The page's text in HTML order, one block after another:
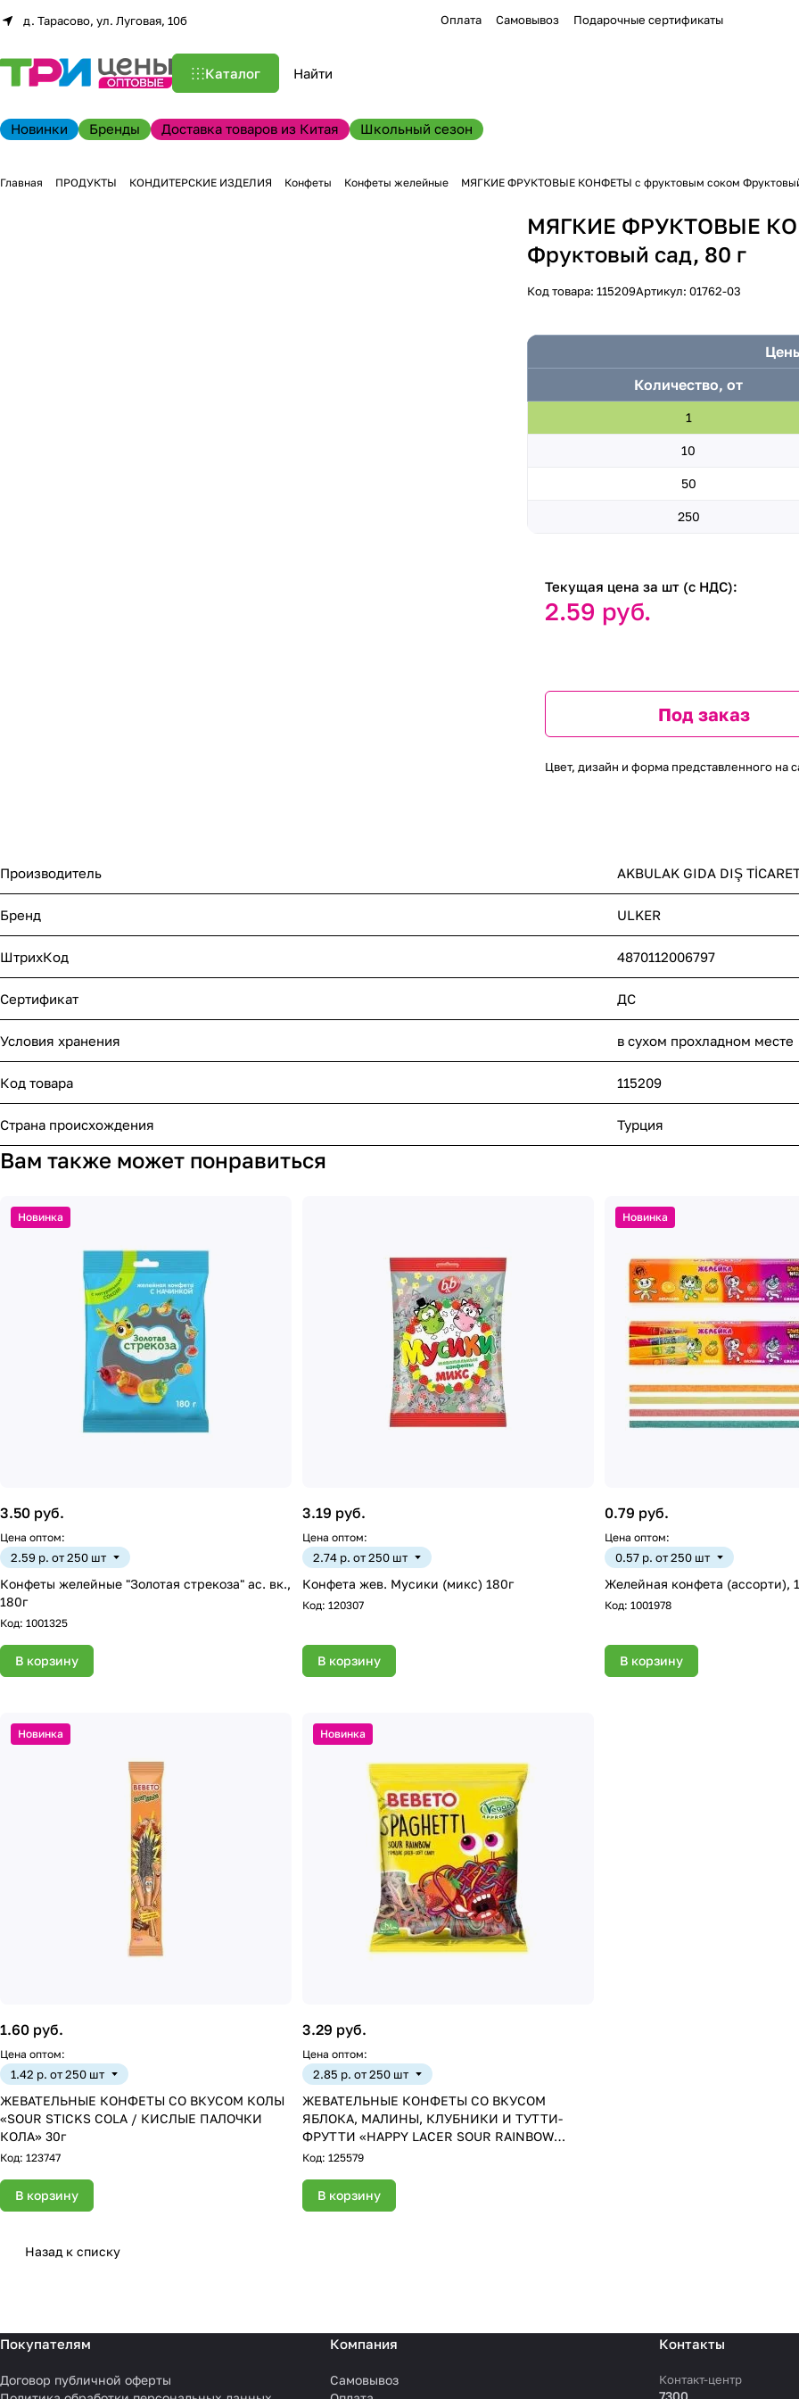
д. Тарасово, ул. Луговая, 10б Оплата Самовывоз Подарочные сертификаты
Каталог
Новинки Бренды Доставка товаров из Китая Школьный сезон
Главная ПРОДУКТЫ КОНДИТЕРСКИЕ ИЗДЕЛИЯ Конфеты Конфеты желейные МЯГКИЕ ФРУКТОВЫЕ КОНФЕТЫ с фруктовым соком
МЯГКИЕ ФРУКТОВЫЕ
Фруктовый сад, 80 г
Код товара:115209Артикул:01762-03
Количество, от
1
10
50
250
Текущая цена за шт (с НДС):
2.59 руб.
Под заказ
Цвет, дизайн и форма представленного на
Производитель AKBULAK GIDA DIŞ
Бренд ULKER
ШтрихКод 4870112006797
Сертификат ДС
Условия хранения в сухом прохладном месте
Код товара 115209
Страна происхождения Турция
Вам также может понравиться
Новинка
3.50 руб.
Цена оптом:
2.59 р. от 250 шт
Конфеты желейные "Золотая стрекоза" ас. вк.,
180г
Код: 1001325
В корзину
3.19 руб.
Цена оптом:
2.74 р. от 250 шт
Конфета жев. Мусики (микс) 180г
Код: 120307
В корзину
Новинка
0.79 руб.
Цена оптом:
0.57 р. от 250 шт
Желейная конфета (ассорти),
Код: 1001978
В корзину
Новинка
1.60 руб.
Цена оптом:
1.42 р. от 250 шт
ЖЕВАТЕЛЬНЫЕ КОНФЕТЫ СО ВКУСОМ КОЛЫ
«SOUR STICKS COLA / КИСЛЫЕ ПАЛОЧКИ
КОЛА» 30г
Код: 123747
В корзину
Новинка
3.29 руб.
Цена оптом:
2.85 р. от 250 шт
ЖЕВАТЕЛЬНЫЕ КОНФЕТЫ СО ВКУСОМ
ЯБЛОКА, МАЛИНЫ, КЛУБНИКИ И ТУТТИ-
ФРУТТИ «HAPPY LACER SOUR RAINBOW
SPAGHETTI / КИСЛЫЕ РАДУЖНЫЕ
Код: 125579
В корзину
Назад к списку
Покупателям
Договор публичной оферты
Компания
Самовывоз
Контакты
Контакт-центр